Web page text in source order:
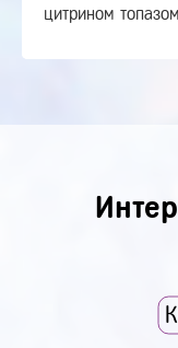
цитрином